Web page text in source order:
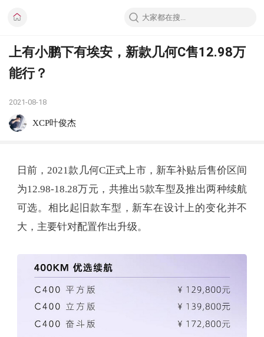
上有小鹏下有埃安，新款几何C售12.98万
能行？
2021-08-18
XCP叶俊杰
日前，2021款几何C正式上市，新车补贴后售价区间
为12.98-18.28万元，共推出5款车型及推出两种续航
可选。相比起旧款车型，新车在设计上的变化并不
大，主要针对配置作出升级。